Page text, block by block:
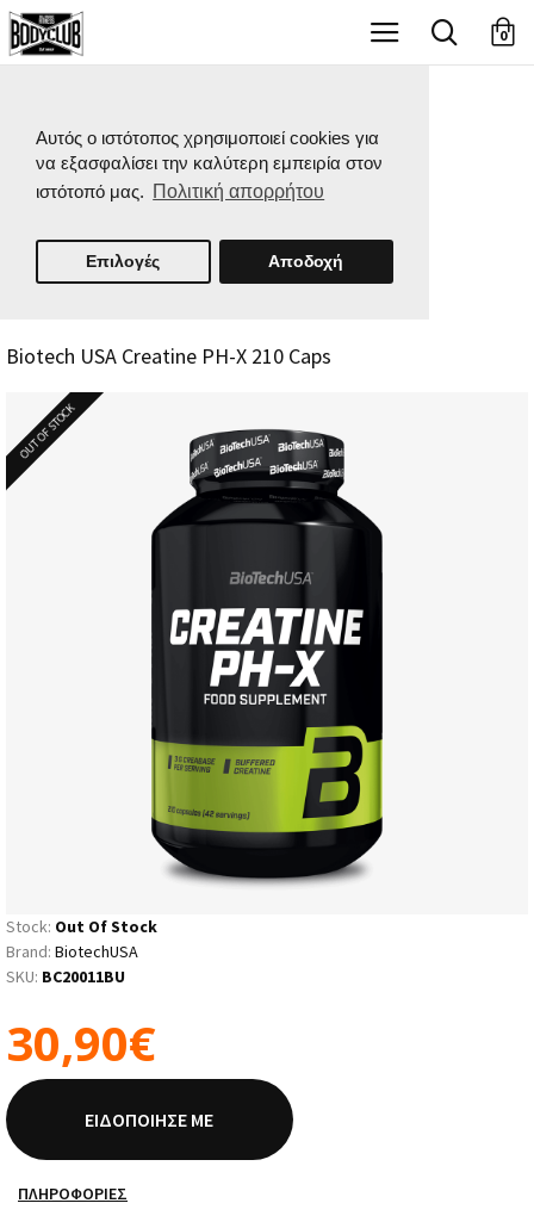
Αυτός ο ιστότοπος χρησιμοποιεί cookies για
να εξασφαλίσει την καλύτερη εμπειρία στον
ιστότοπό μας. Πολιτική απορρήτου
X
Επιλογές Αποδοχή
0
Biotech USA Creatine PH-X 210 Caps
OUT OF STOCK
Stock: Out Of Stock
Brand: BiotechUSA
SKU: BC20011BU
30,90€
ΕΙΔΟΠΟΊΗΣΈ ΜΕ
ΠΛΗΡΟΦΟΡΊΕΣ